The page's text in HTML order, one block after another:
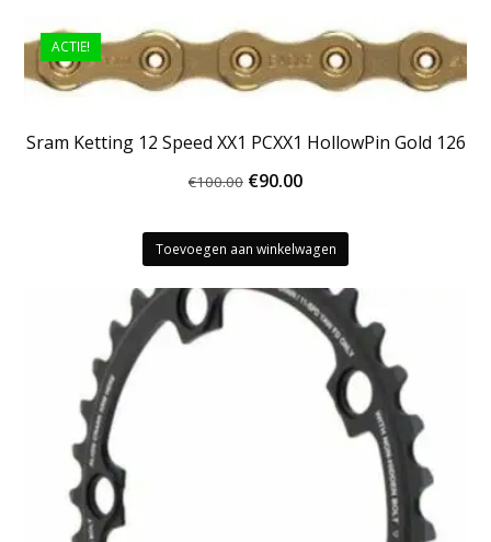
ACTIE!
Sram Ketting 12 Speed XX1 PCXX1 HollowPin Gold 126
€100.00 Oorspronkelijke
was:
€100.00.
€90.00Huidige
is:
€90.00.
Toevoegen aan winkelwagen